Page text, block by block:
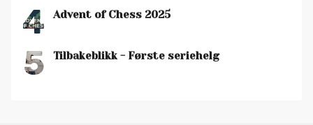
4 Advent of Chess 2025
5 Tilbakeblikk - Første seriehelg